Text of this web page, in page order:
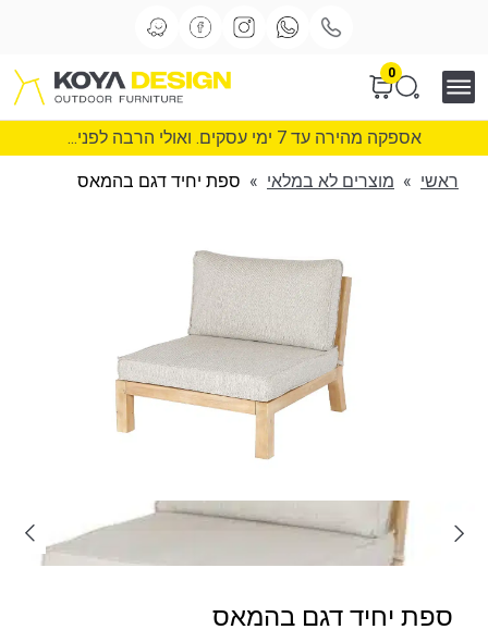
0
אספקה מהירה עד 7 ימי עסקים. ואולי הרבה לפני...
ראשי » מוצרים לא במלאי » ספת יחיד דגם בהמאס
ספת יחיד דגם בהמאס